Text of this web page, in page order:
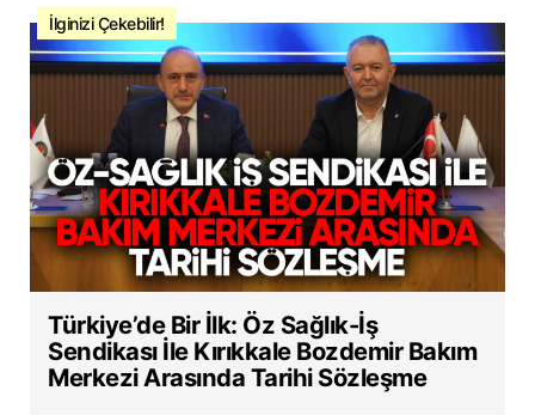
İlginizi Çekebilir!
Türkiye’de Bir İlk: Öz Sağlık-İş
Sendikası İle Kırıkkale Bozdemir Bakım
Merkezi Arasında Tarihi Sözleşme